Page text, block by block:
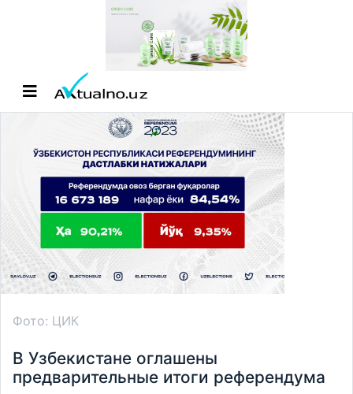
Фото: ЦИК
В Узбекистане оглашены
предварительные итоги референдума